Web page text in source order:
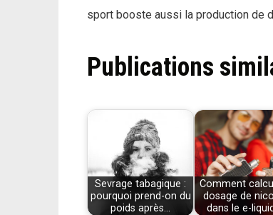
sport booste aussi la production de
Publications
Sevrage tabagique :
pourquoi prend-on du
poids après…
Comment
dosage de
dans le e-